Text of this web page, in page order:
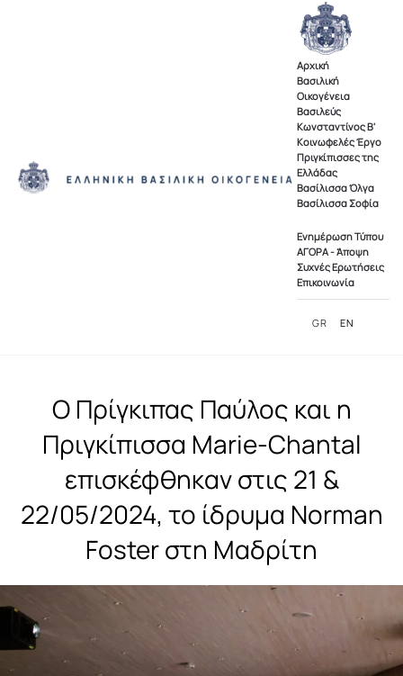
Αρχική
Βασιλική
Οικογένεια
Βασιλεύς
Κωνσταντίνος Β'
Κοινωφελές Έργο
Πριγκίπισσες της
Ελλάδας
Βασίλισσα Όλγα
Βασίλισσα Σοφία
Ενημέρωση Τύπου
ΑΓΟΡΑ - Άποψη
Συχνές Ερωτήσεις
Επικοινωνία
GR EN
Ο Πρίγκιπας Παύλος και η
Πριγκίπισσα Marie-Chantal
επισκέφθηκαν στις 21 &
22/05/2024, το ίδρυμα Norman
Foster στη Μαδρίτη